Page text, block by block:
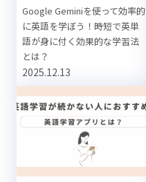
Google Geminiを使って効率的
に英語を学ぼう！時短で英単
語が身に付く効果的な学習法
とは？
2025.12.13